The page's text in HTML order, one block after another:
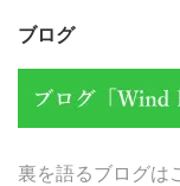
ブログ
裏を語るブログは